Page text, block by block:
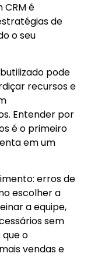
CRM é
de
o seu
pode
recursos e
Entender por
é o primeiro
em um
erros de
escolher a
a equipe,
sem
o
vendas e